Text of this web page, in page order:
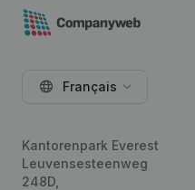
Français
Kantorenpark Everest
Leuvensesteenweg
248D,